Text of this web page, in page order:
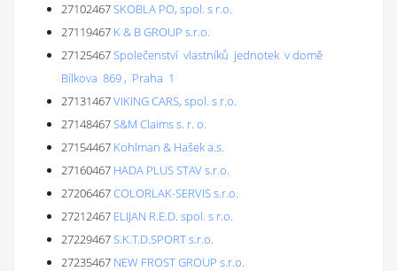
27102467SKOBLA PO, spol. s r.o.
27119467 K & B GROUP s.r.o.
27125467Společenství vlastníků jednotek v domě
Bílkova 869 , Praha 1
27131467VIKING CARS, spol. s r.o.
27148467S&M Claims s. r. o.
27154467 Kohlman & Hašek a.s.
27160467 HADA PLUS STAV s.r.o.
27206467COLORLAK-SERVIS s.r.o.
27212467 ELIJAN R.E.D. spol. s r.o.
27229467S.K.T.D.SPORT s.r.o.
27235467 NEW FROST GROUP s.r.o.